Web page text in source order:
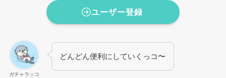
ユーザー登録
ガチャラッコ
どんどん便利にしていくっコ〜